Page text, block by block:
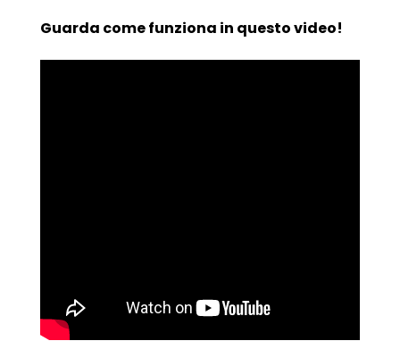
Guarda come funziona in questo video!